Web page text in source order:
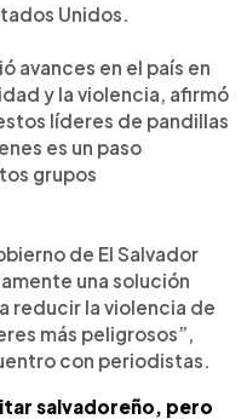
Unidos.
avances en el país en
y la violencia, afirmó
líderes de pandillas
es un paso
grupos
de El Salvador
una solución
reducir la violencia de
más peligrosos”,
con periodistas.
salvadoreño, pero